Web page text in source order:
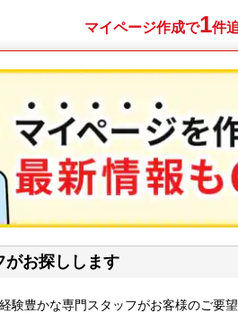
マイページ作成で1件
がお探しします
験豊かな専門スタッフがお客様のご要